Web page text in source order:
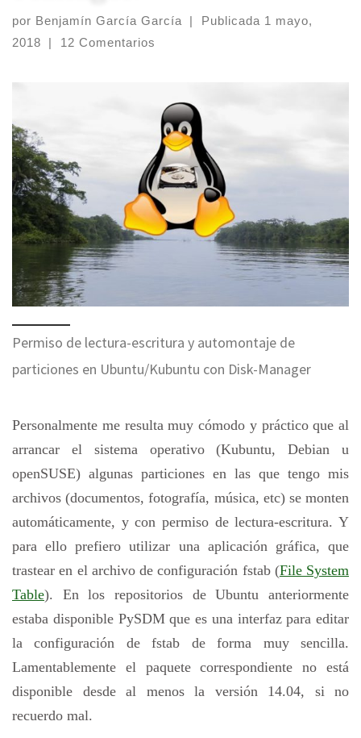
por Benjamín García García | Publicada 1 mayo,
2018
| 12 Comentarios
Permiso de lectura-escritura y automontaje de
particiones en Ubuntu/Kubuntu con Disk-Manager
Personalmente me resulta muy cómodo y práctico que al
arrancar el sistema operativo (Kubuntu, Debian u
openSUSE) algunas particiones en las que tengo mis
archivos (documentos, fotografía, música, etc) se monten
automáticamente, y con permiso de lectura-escritura. Y
para ello prefiero utilizar una aplicación gráfica, que
trastear en el archivo de configuración fstab (File System
Table). En los repositorios de Ubuntu anteriormente
estaba disponible PySDM que es una interfaz para editar
la configuración de fstab de forma muy sencilla.
Lamentablemente el paquete correspondiente no está
disponible desde al menos la versión 14.04, si no
recuerdo mal.